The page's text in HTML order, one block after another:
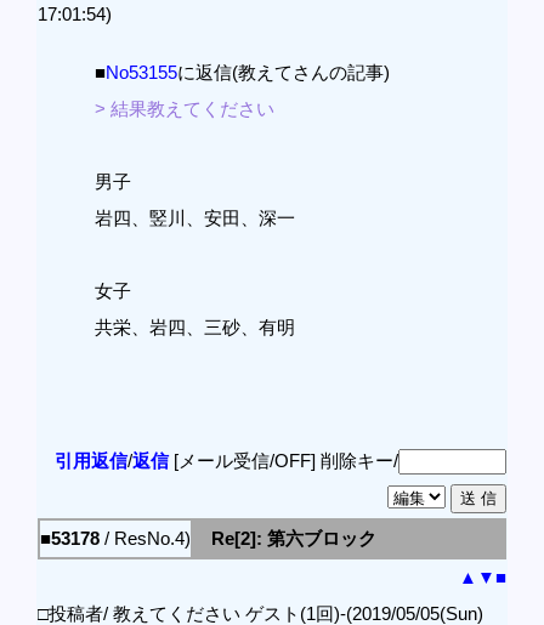
17:01:54)
■No53155に返信(教えてさんの記事)
> 結果教えてください
男子
岩四、竪川、安田、深一
女子
共栄、岩四、三砂、有明
引用返信/返信[メール受信/OFF] 削除キー/
■53178 / ResNo.4)
Re[2]: 第六ブロック
▲ ▼■
□投稿者/ 教えてください ゲスト(1回)-(2019/05/05(Sun)